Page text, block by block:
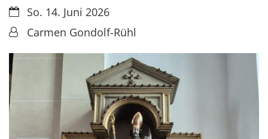
Datum:So. 14. Juni 2026
Von:Carmen Gondolf-Rühl